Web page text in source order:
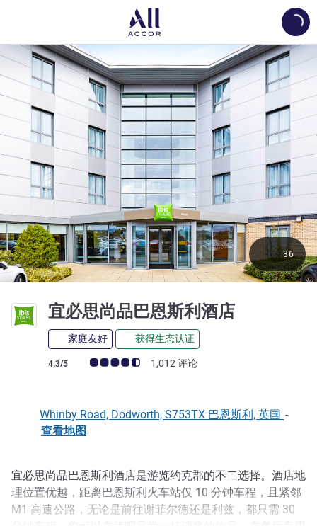
宜必思尚品巴恩斯利酒店
家庭友好 获得生态认证
客户意见评级 (ALL 评级)
4.3/5 1,012 评论
36
Whinby Road, Dodworth, S753TX 巴恩斯利, 英国 -
查看地图
描述
宜必思尚品巴恩斯利酒店是游览约克郡的不二选择。酒店地
理位置优越，距离巴恩斯利火车站仅 10 分钟车程，且紧邻
M1 高速公路，无论是前往谢菲尔德还是利兹，都只需 30